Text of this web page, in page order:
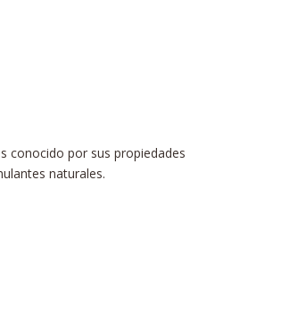
conocido por sus propiedades
naturales.